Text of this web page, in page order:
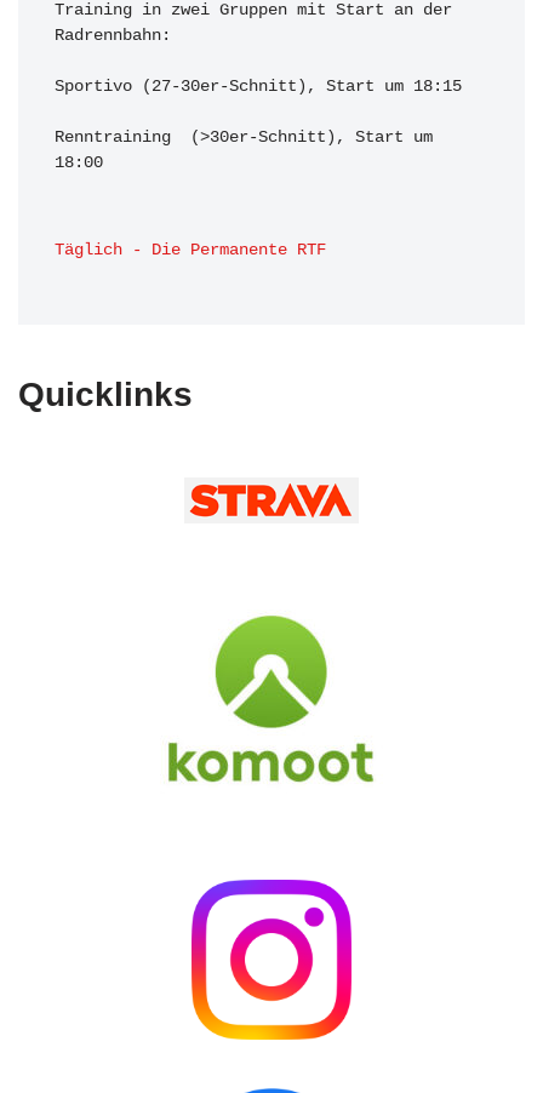
Training in zwei Gruppen mit Start an der
Radrennbahn:
Sportivo (27-30er-Schnitt), Start um 18:15
Renntraining  (>30er-Schnitt), Start um
18:00
Täglich - Die Permanente RTF
Quicklinks